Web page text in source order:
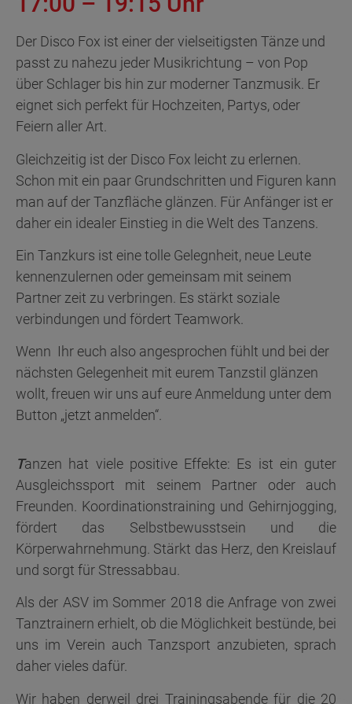
Der Disco Fox ist einer der vielseitigsten Tänze und
passt zu nahezu jeder Musikrichtung – von Pop
über Schlager bis hin zur moderner Tanzmusik. Er
eignet sich perfekt für Hochzeiten, Partys, oder
Feiern aller Art.
Gleichzeitig ist der Disco Fox leicht zu erlernen.
Schon mit ein paar Grundschritten und Figuren kann
man auf der Tanzfläche glänzen. Für Anfänger ist er
daher ein idealer Einstieg in die Welt des Tanzens.
Ein Tanzkurs ist eine tolle Gelegnheit, neue Leute
kennenzulernen oder gemeinsam mit seinem
Partner zeit zu verbringen. Es stärkt soziale
verbindungen und fördert Teamwork.
Wenn Ihr euch also angesprochen fühlt und bei der
nächsten Gelegenheit mit eurem Tanzstil glänzen
wollt, freuen wir uns auf eure Anmeldung unter dem
Button „jetzt anmelden“.
Tanzen hat viele positive Effekte: Es ist ein guter
Ausgleichssport mit seinem Partner oder auch
Freunden. Koordinationstraining und Gehirnjogging,
fördert das Selbstbewusstsein und die
Körperwahrnehmung. Stärkt das Herz, den Kreislauf
und sorgt für Stressabbau.
Als der ASV im Sommer 2018 die Anfrage von zwei
Tanztrainern erhielt, ob die Möglichkeit bestünde, bei
uns im Verein auch Tanzsport anzubieten, sprach
daher vieles dafür.
Wir haben derweil drei Trainingsabende für die 20